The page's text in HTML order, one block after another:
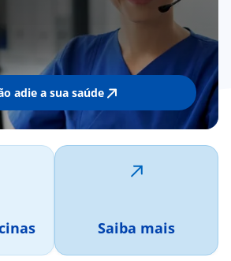
adie a sua saúde
Saiba mais